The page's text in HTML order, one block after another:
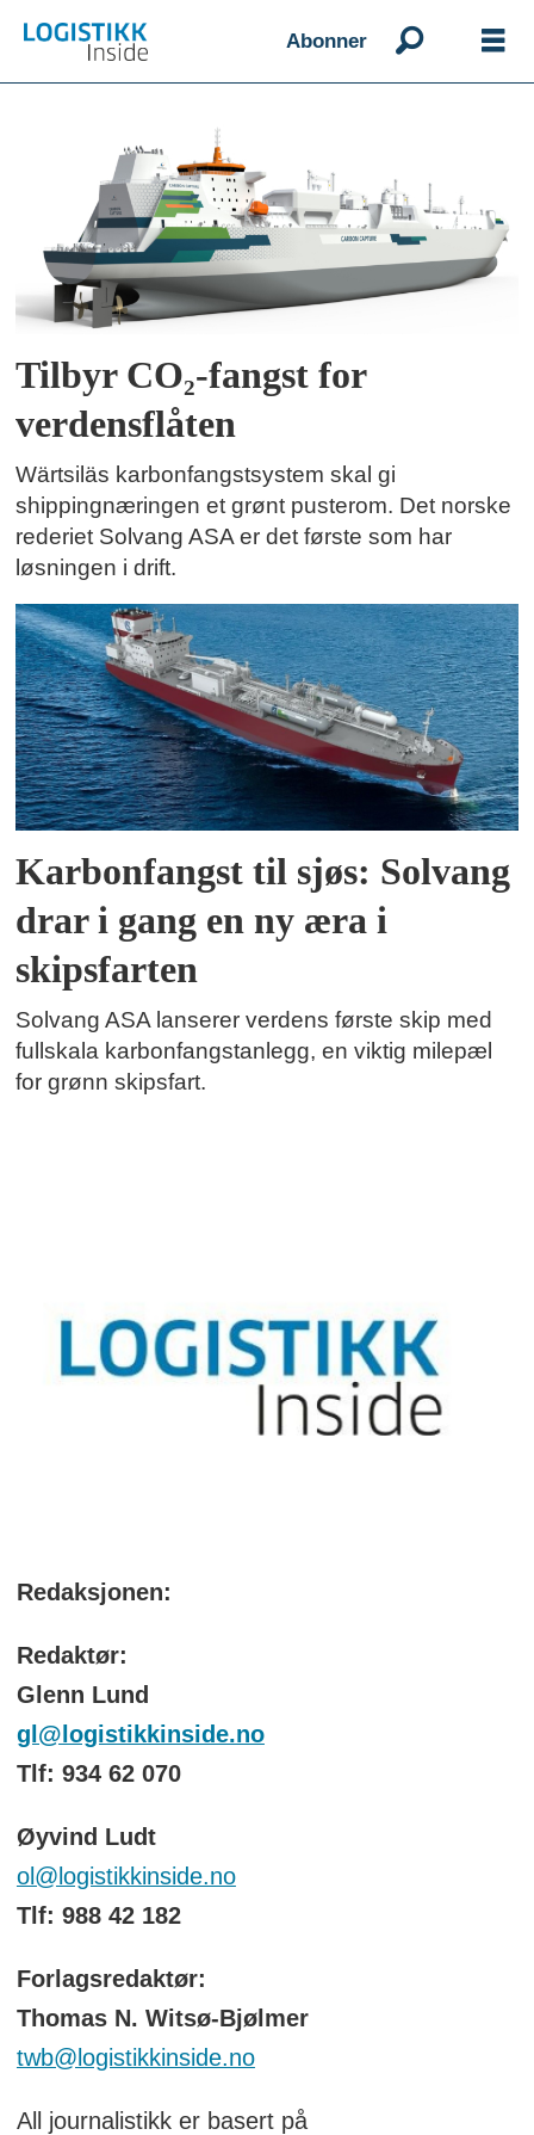
Abonner
solvang
rederi
Tilbyr CO₂-fangst for
verdensflåten
Wärtsiläs karbonfangstsystem skal gi
shippingnæringen et grønt pusterom. Det norske
rederiet Solvang ASA er det første som har
løsningen i drift.
Karbonfangst til sjøs: Solvang
drar i gang en ny æra i
skipsfarten
Solvang ASA lanserer verdens første skip med
fullskala karbonfangstanlegg, en viktig milepæl
for grønn skipsfart.
Redaksjonen:
Redaktør:
Glenn Lund
gl@logistikkinside.no
Tlf: 934 62 070
Øyvind Ludt
ol@logistikkinside.no
Tlf: 988 42 182
Forlagsredaktør:
Thomas N. Witsø-Bjølmer
twb@logistikkinside.no
All journalistikk er basert på